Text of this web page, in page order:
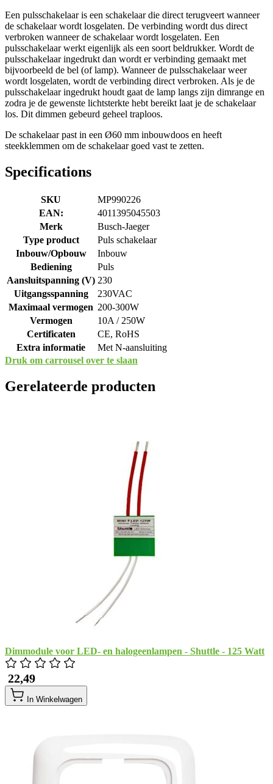
Een pulsschakelaar is een schakelaar die direct terugveert wanneer
de schakelaar wordt losgelaten. De verbinding wordt dus direct
verbroken wanneer de schakelaar wordt losgelaten. Een
pulsschakelaar werkt eigenlijk als een soort beldrukker. Wordt de
pulsschakelaar ingedrukt dan wordt er verbinding gemaakt met
bijvoorbeeld de bel (of lamp). Wanneer de pulsschakelaar weer
wordt losgelaten, wordt de verbinding direct verbroken. Als je de
pulsschakelaar ingedrukt houdt gaat de lamp langs zijn dimrange en
zodra je de gewenste lichtsterkte hebt bereikt laat je de schakelaar
los. Dit dimmen gebeurd geheel traploos.
De schakelaar past in een Ø60 mm inbouwdoos en heeft
steekklemmen om de schakelaar goed vast te zetten.
Specifications
SKU
MP990226
EAN:
4011395045503
Merk
Busch-Jaeger
Type product
Puls schakelaar
Inbouw/Opbouw
Inbouw
Bediening
Puls
Aansluitspanning (V) 230
Uitgangsspanning
230VAC
Maximaal vermogen 200-300W
Vermogen
10A / 250W
Certificaten
CE, RoHS
Extra informatie
Met N-aansluiting
Druk om carrousel over te slaan
Gerelateerde producten
Dimmodule voor LED- en halogeenlampen - Shuttle - 125 Watt
​ 22,49
In Winkelwagen